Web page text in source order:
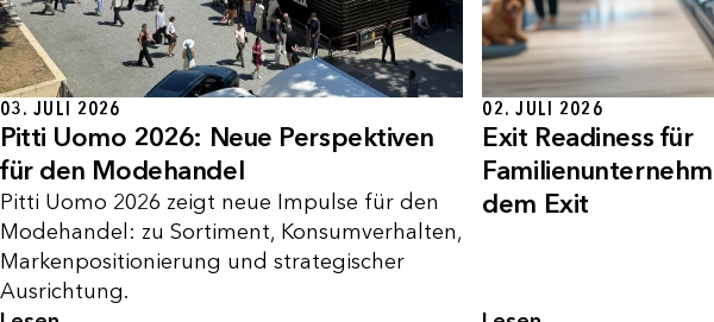
03. JULI 2026
Pitti Uomo 2026: Neue Perspektiven
für den Modehandel
Pitti Uomo 2026 zeigt neue Impulse für den
Modehandel: zu Sortiment, Konsumverhalten,
Markenpositionierung und strategischer
Ausrichtung.
02. JULI 2026
Exit Readiness für
dem Exit